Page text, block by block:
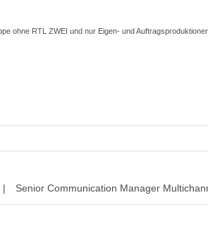
ohne RTL ZWEI und nur Eigen- und
| Senior Communication Manager